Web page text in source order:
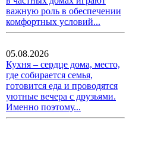
важную роль в обеспечении
комфортных условий...
05.08.2026
Кухня – сердце дома, место,
где собирается семья,
готовится еда и проводятся
уютные вечера с друзьями.
Именно поэтому...